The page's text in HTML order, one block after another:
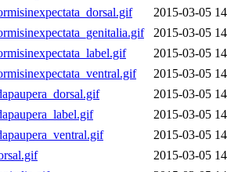
2015-03-05
2015-03-05
2015-03-05
2015-03-05
2015-03-05
2015-03-05
2015-03-05
2015-03-05